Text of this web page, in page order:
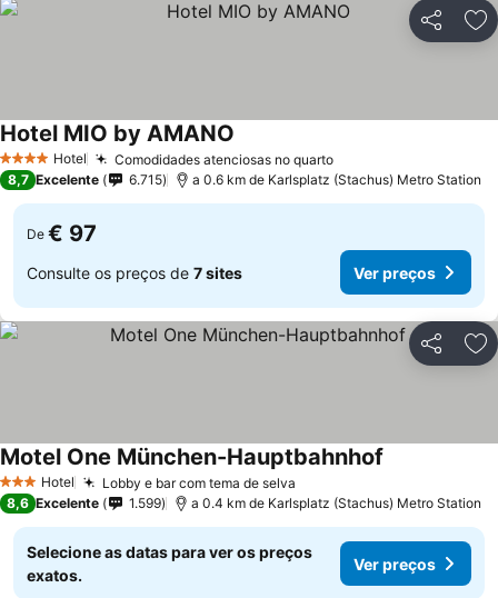
Partilhar
4 EstrelasHotel Comodidades atenciosas no quarto
Hotel MIO by AMANO
8,7 Excelente 6.715 a 0.6 km de Karlsplatz (Stachus) Metro Station
De € 97
Consulte os preços de 7 sites Ver preços
Partilhar
3 EstrelasHotel Lobby e bar com tema de selva
Motel One München-Hauptbahnhof
8,6 Excelente 1.599 a 0.4 km de Karlsplatz (Stachus) Metro Station
Selecione as datas para ver os preços
exatos.
Ver preços